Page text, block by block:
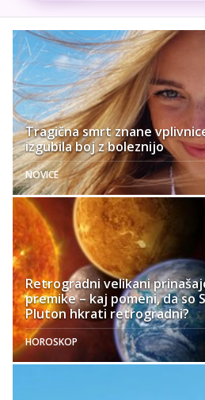
Tragična smrt znane
izgubila boj z boleznijo
NOVICE
Retrogradni velikani
premike – kaj pomeni, da so
Pluton hkrati retrogradni?
HOROSKOP